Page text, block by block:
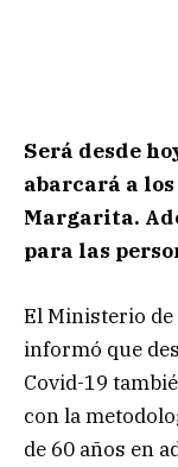
Será desde
abarcará a
Margarita.
para las
El Ministerio de
informó que
Covid-19
con la
de 60 años en